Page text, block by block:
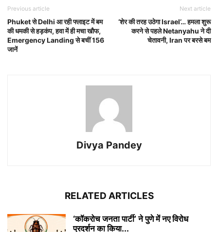
Previous article
Phuket से Delhi आ रही फ्लाइट में बम
की धमकी से हड़कंप, हवा में ही मचा खौफ,
Emergency Landing से बचीं 156
जानें
Next article
‘शेर की तरह उठेगा Israel’… हमला शुरू
करने से पहले Netanyahu ने दी
चेतावनी, Iran पर बरसे बम
Divya Pandey
RELATED ARTICLES
‘कॉकरोच जनता पार्टी’ ने पुणे में नए विरोध
प्रदर्शन का किया...